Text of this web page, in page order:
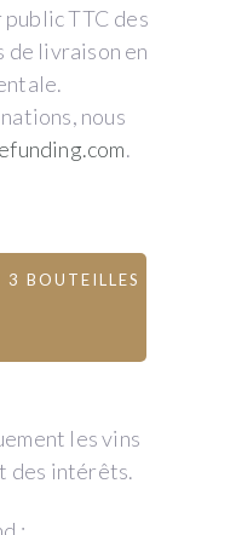
public TTC des
de livraison en
nous
.
BOUTEILLES
les vins
des intérêts.
: